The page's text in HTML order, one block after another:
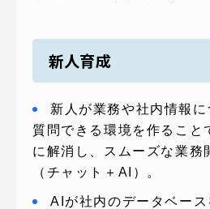
新人育成
新人が業務や社内情報
質問できる環境を作ること
に解消し、スムーズな業務
（チャット＋AI）。
AIが社内のデータベー